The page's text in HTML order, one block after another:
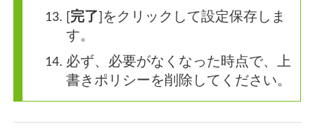
[完了
]をクリックして設定保存しま
す。
必ず、必要がなくなった時点で、上
書きポリシーを削除してください。